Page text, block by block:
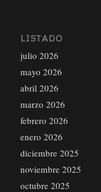
LISTADO
julio 2026
mayo 2026
abril 2026
marzo 2026
febrero 2026
enero 2026
diciembre 2025
noviembre 2025
octubre 2025